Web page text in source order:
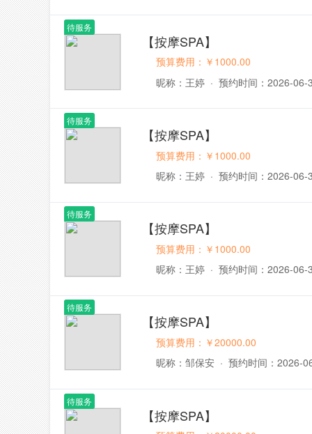
待服务
【按摩SPA】
预算费用：￥1000.00
昵称：王婷 · 预约时间：2026-06-
待服务
【按摩SPA】
预算费用：￥1000.00
昵称：王婷 · 预约时间：2026-06-
待服务
【按摩SPA】
预算费用：￥1000.00
昵称：王婷 · 预约时间：2026-06-
待服务
【按摩SPA】
预算费用：￥20000.00
昵称：邹保安 · 预约时间：2026-
待服务
【按摩SPA】